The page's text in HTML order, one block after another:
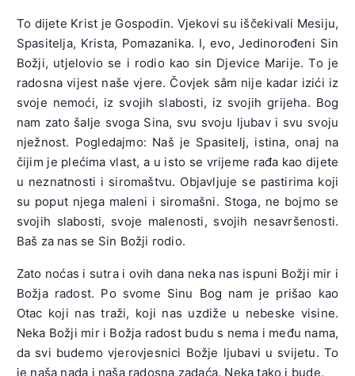
To dijete Krist je Gospodin. Vjekovi su iščekivali Mesiju,
Spasitelja, Krista, Pomazanika. I, evo, Jedinorođeni Sin
Božji, utjelovio se i rodio kao sin Djevice Marije. To je
radosna vijest naše vjere. Čovjek sâm nije kadar izići iz
svoje nemoći, iz svojih slabosti, iz svojih grijeha. Bog
nam zato šalje svoga Sina, svu svoju ljubav i svu svoju
nježnost. Pogledajmo: Naš je Spasitelj, istina, onaj na
čijim je plećima vlast, a u isto se vrijeme rađa kao dijete
u neznatnosti i siromaštvu. Objavljuje se pastirima koji
su poput njega maleni i siromašni. Stoga, ne bojmo se
svojih slabosti, svoje malenosti, svojih nesavršenosti.
Baš za nas se Sin Božji rodio.
Zato noćas i sutra i ovih dana neka nas ispuni Božji mir i
Božja radost. Po svome Sinu Bog nam je prišao kao
Otac koji nas traži, koji nas uzdiže u nebeske visine.
Neka Božji mir i Božja radost budu s nema i među nama,
da svi budemo vjerovjesnici Božje ljubavi u svijetu. To
je naša nada i naša radosna zadaća. Neka tako i bude.